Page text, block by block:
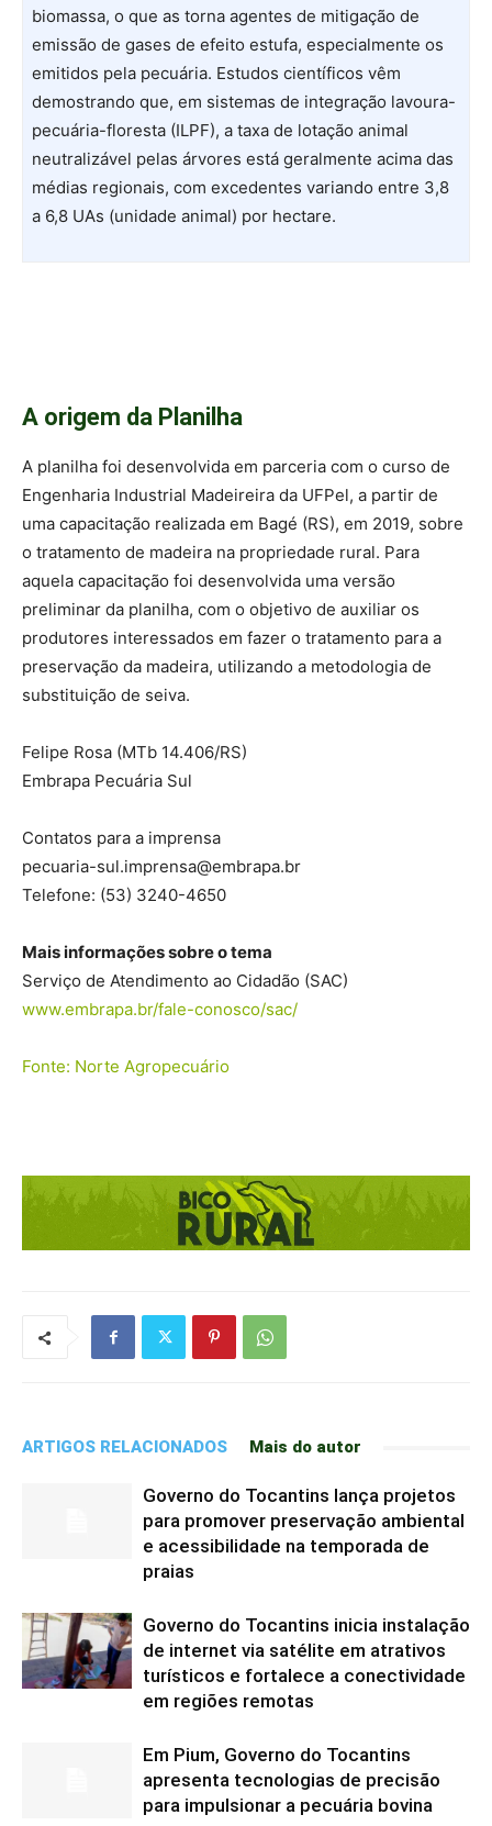
biomassa, o que as torna agentes de mitigação de
emissão de gases de efeito estufa, especialmente os
emitidos pela pecuária. Estudos científicos vêm
demostrando que, em sistemas de integração lavoura-
pecuária-floresta (ILPF), a taxa de lotação animal
neutralizável pelas árvores está geralmente acima das
médias regionais, com excedentes variando entre 3,8
a 6,8 UAs (unidade animal) por hectare.
A origem da Planilha
A planilha foi desenvolvida em parceria com o curso de
Engenharia Industrial Madeireira da UFPel, a partir de
uma capacitação realizada em Bagé (RS), em 2019, sobre
o tratamento de madeira na propriedade rural. Para
aquela capacitação foi desenvolvida uma versão
preliminar da planilha, com o objetivo de auxiliar os
produtores interessados em fazer o tratamento para a
preservação da madeira, utilizando a metodologia de
substituição de seiva.
Felipe Rosa (MTb 14.406/RS)
Embrapa Pecuária Sul
Contatos para a imprensa
pecuaria-sul.imprensa@embrapa.br
Telefone: (53) 3240-4650
Mais informações sobre o tema
Serviço de Atendimento ao Cidadão (SAC)
www.embrapa.br/fale-conosco/sac/
Fonte: Norte Agropecuário
ARTIGOS RELACIONADOS Mais do autor
Governo do Tocantins lança projetos
para promover preservação ambiental
e acessibilidade na temporada de
praias
Governo do Tocantins inicia instalação
de internet via satélite em atrativos
turísticos e fortalece a conectividade
em regiões remotas
Em Pium, Governo do Tocantins
apresenta tecnologias de precisão
para impulsionar a pecuária bovina